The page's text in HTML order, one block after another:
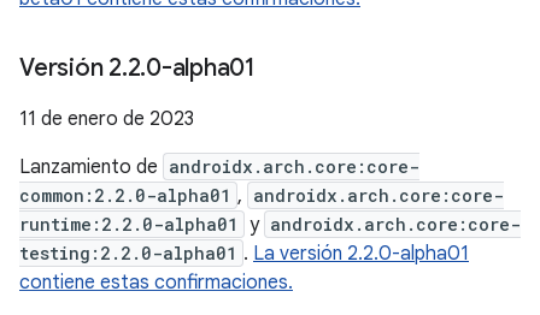
Versión 2.2.0-alpha01
11 de enero de 2023
Lanzamiento de androidx.arch.core:core-
common:2.2.0-alpha01 , androidx.arch.core:core-
runtime:2.2.0-alpha01
y androidx.arch.core:core-
testing:2.2.0-alpha01 . La versión 2.2.0-alpha01
contiene estas confirmaciones.